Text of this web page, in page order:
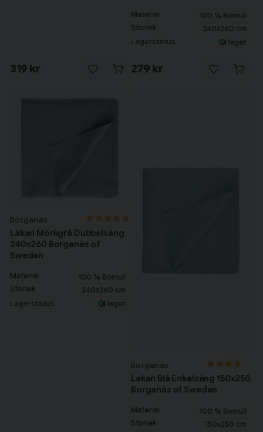
319 kr
Material
100 % Bomull
Storlek
240x260 cm
Lagerstatus I lager
279 kr
Borganäs
Lakan Mörkgrå Dubbelsäng
240x260 Borganäs of
Sweden
Material
100 % Bomull
Storlek
240x260 cm
Lagerstatus I lager
Borganäs
Lakan Blå Enkelsäng 150x250
Borganäs of Sweden
Material
100 % Bomull
Storlek
150x250 cm